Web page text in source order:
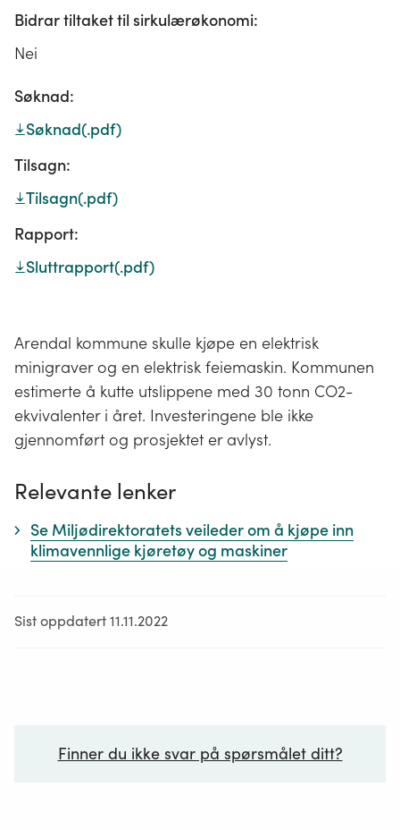
Bidrar tiltaket til sirkulærøkonomi:
Nei
Søknad:
Søknad(.pdf)
Tilsagn:
Tilsagn(.pdf)
Rapport:
Sluttrapport(.pdf)
Arendal kommune skulle kjøpe en elektrisk
minigraver og en elektrisk feiemaskin. Kommunen
estimerte å kutte utslippene med 30 tonn CO2-
ekvivalenter i året. Investeringene ble ikke
gjennomført og prosjektet er avlyst.
Relevante lenker
Se Miljødirektoratets veileder om å kjøpe inn
klimavennlige kjøretøy og maskiner
Sist oppdatert 11.11.2022
Finner du ikke svar på spørsmålet ditt?